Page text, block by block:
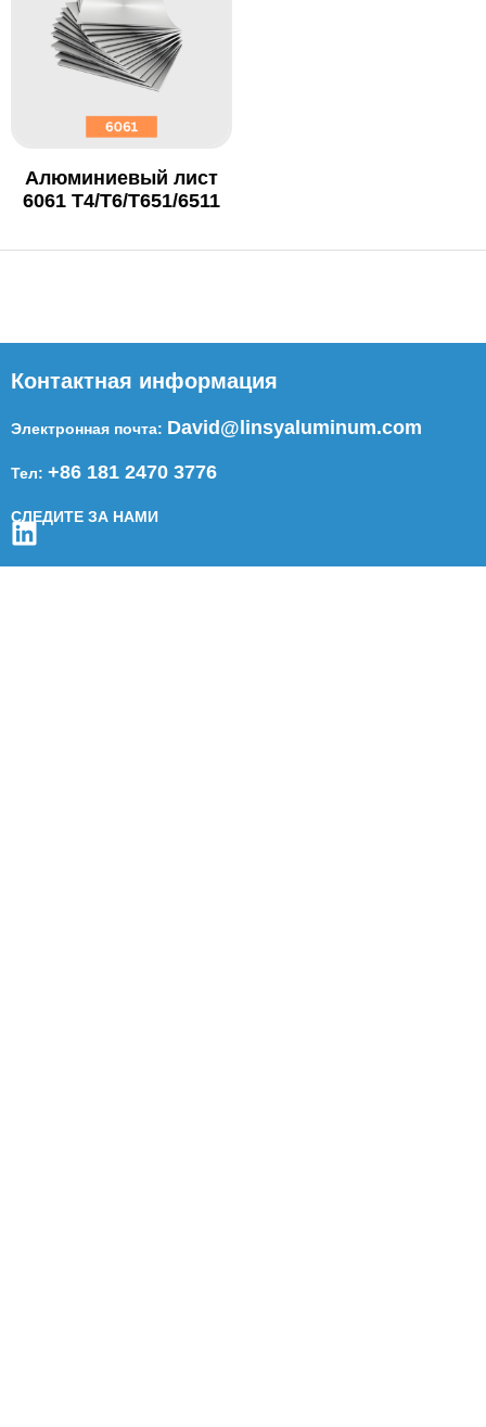
Алюминиевый лист
6061 T4/T6/T651/6511
Контактная информация
Электронная почта: David@linsyaluminum.com
Тел: +86 181 2470 3776
СЛЕДИТЕ ЗА НАМИ